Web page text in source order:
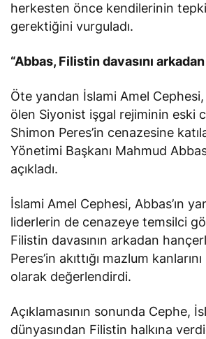
herkesten önce kendilerinin tepki
gerektiğini vurguladı.
“Abbas, Filistin davasını
Öte yandan İslami Amel
ölen Siyonist işgal rejiminin eski
Shimon Peres’in cenazesine
Yönetimi Başkanı Mahmud
açıkladı.
İslami Amel Cephesi, Abbas’ın
liderlerin de cenazeye temsilci
Filistin davasının arkadan
Peres’in akıttığı mazlum
olarak değerlendirdi.
Açıklamasının sonunda Cephe,
dünyasından Filistin halkına